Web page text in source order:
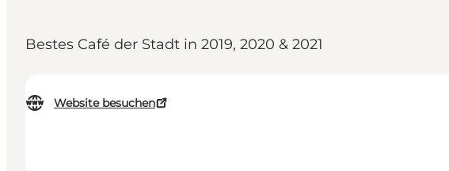
Bestes Café der Stadt in 2019, 2020 & 2021
Website besuchen